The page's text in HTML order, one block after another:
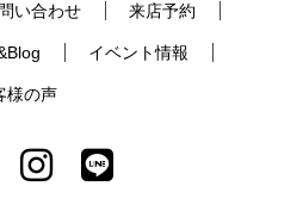
い合わせ 来店予約
イベント情報
様の声